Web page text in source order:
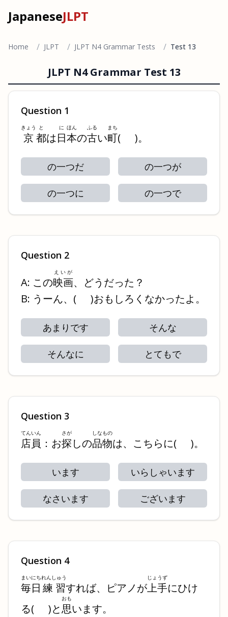
JapaneseJLPT
Home / JLPT / JLPT N4 Grammar Tests / Test 13
JLPT N4 Grammar Test 13
Question 1
京
きょう
都
と
は日
に
本
ほん
の古
ふる
い町
まち
( )。
の一つだ の一つが
の一つに の一つで
Question 2
A: この映画
えいが
、どうだった？
B: うーん、 ( )おもしろくなかったよ。
あまりです そんな
そんなに とてもで
Question 3
店員
てんいん
：お探
さが
しの品物
しなもの
は、こちらに( )。
います いらしゃいます
なさいます ございます
Question 4
毎日
まいにち
練習
れんしゅう
すれば、ピアノが上手
じょうず
にひけ
る( )と思
おも
います。